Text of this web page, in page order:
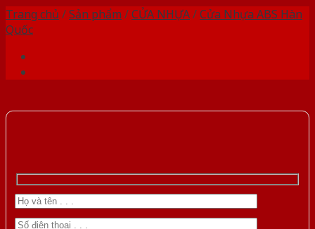
Trang chủ /Sản phẩm /CỬA NHỰA/Cửa Nhựa ABS Hàn
Quốc